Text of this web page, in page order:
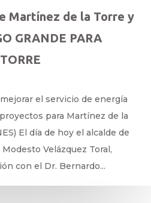
Martínez de la Torre y
GRANDE PARA
el servicio de energía
para Martínez de la
El día de hoy el alcalde de
Velázquez Toral,
con el Dr. Bernardo...